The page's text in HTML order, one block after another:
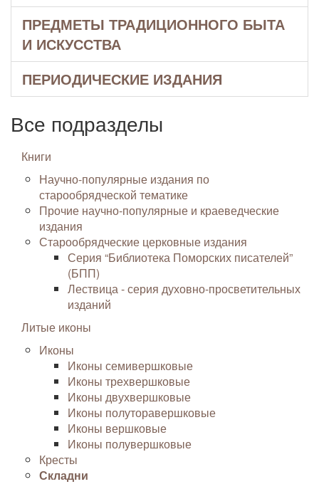
ПРЕДМЕТЫ ТРАДИЦИОННОГО БЫТА
И ИСКУССТВА
ПЕРИОДИЧЕСКИЕ ИЗДАНИЯ
Все подразделы
Книги
Научно-популярные издания по
старообрядческой тематике
Прочие научно-популярные и краеведческие
издания
Старообрядческие церковные издания
Серия “Библиотека Поморских писателей”
(БПП)
Лествица - серия духовно-просветительных
изданий
Литые иконы
Иконы
Иконы семивершковые
Иконы трехвершковые
Иконы двухвершковые
Иконы полуторавершковые
Иконы вершковые
Иконы полувершковые
Кресты
Складни